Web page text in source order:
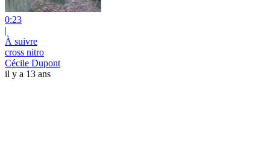
0:23
|
À suivre
cross nitro
Cécile Dupont
il y a 13 ans